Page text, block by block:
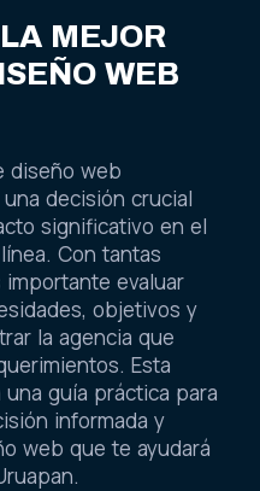
MEJOR
WEB
diseño web
decisión crucial
significativo en el
Con tantas
evaluar
objetivos y
la agencia que
Esta
guía práctica para
informada y
web que te ayudará